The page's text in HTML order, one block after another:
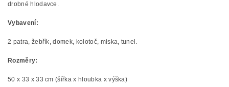
drobné hlodavce.
Vybavení:
2 patra, žebřík, domek, kolotoč, miska, tunel.
Rozměry:
50 x 33 x 33 cm (šířka x hloubka x výška)